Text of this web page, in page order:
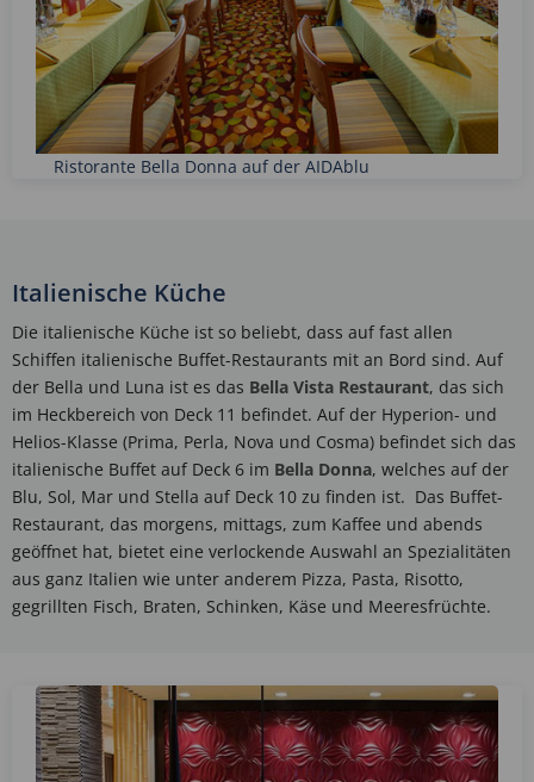
Ristorante Bella Donna auf der AIDAblu
Italienische Küche
Die italienische Küche ist so beliebt, dass auf fast allen
Schiffen italienische Buffet-Restaurants mit an Bord sind. Auf
der Bella und Luna ist es das Bella Vista Restaurant, das sich
im Heckbereich von Deck 11 befindet. Auf der Hyperion- und
Helios-Klasse (Prima, Perla, Nova und Cosma) befindet sich das
italienische Buffet auf Deck 6 im Bella Donna, welches auf der
Blu, Sol, Mar und Stella auf Deck 10 zu finden ist. Das Buffet-
Restaurant, das morgens, mittags, zum Kaffee und abends
geöffnet hat, bietet eine verlockende Auswahl an Spezialitäten
aus ganz Italien wie unter anderem Pizza, Pasta, Risotto,
gegrillten Fisch, Braten, Schinken, Käse und Meeresfrüchte.